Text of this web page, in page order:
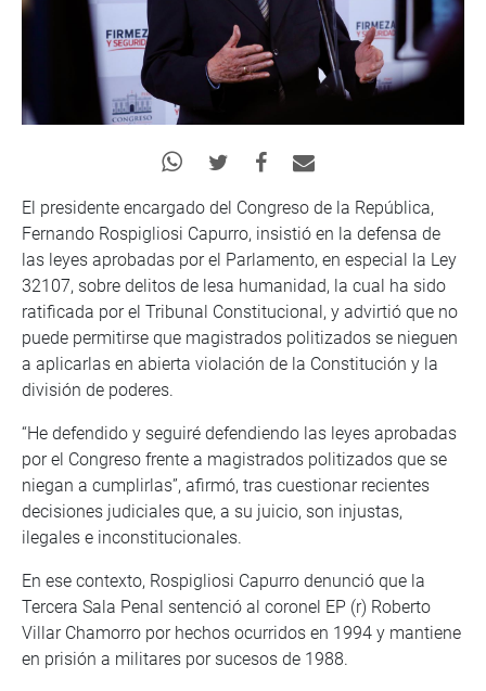
El presidente encargado del Congreso de la República,
Fernando Rospigliosi Capurro, insistió en la defensa de
las leyes aprobadas por el Parlamento, en especial la Ley
32107, sobre delitos de lesa humanidad, la cual ha sido
ratificada por el Tribunal Constitucional, y advirtió que no
puede permitirse que magistrados politizados se nieguen
a aplicarlas en abierta violación de la Constitución y la
división de poderes.
“He defendido y seguiré defendiendo las leyes aprobadas
por el Congreso frente a magistrados politizados que se
niegan a cumplirlas”, afirmó, tras cuestionar recientes
decisiones judiciales que, a su juicio, son injustas,
ilegales e inconstitucionales.
En ese contexto, Rospigliosi Capurro denunció que la
Tercera Sala Penal sentenció al coronel EP (r) Roberto
Villar Chamorro por hechos ocurridos en 1994 y mantiene
en prisión a militares por sucesos de 1988.